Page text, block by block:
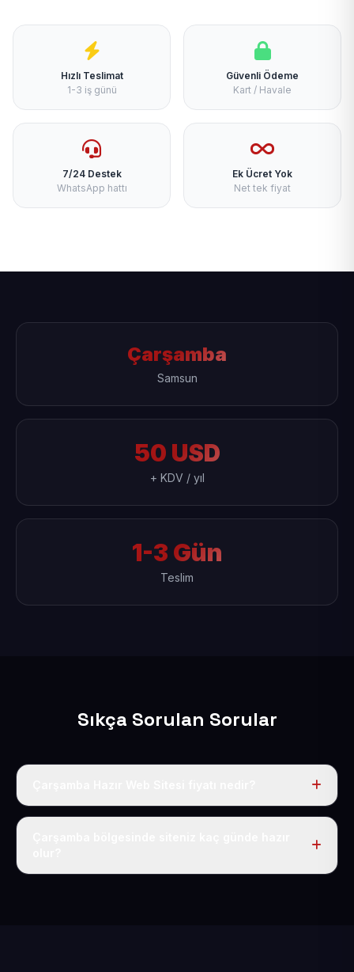
Hızlı Teslimat
1-3 iş günü
Güvenli Ödeme
Kart / Havale
7/24 Destek
WhatsApp hattı
Ek Ücret Yok
Net tek fiyat
Çarşamba
Samsun
50 USD
+ KDV / yıl
1-3 Gün
Teslim
Sıkça Sorulan Sorular
Tek fiyat uygulanır: yıllık 50 USD + KDV. Bu bedele alan